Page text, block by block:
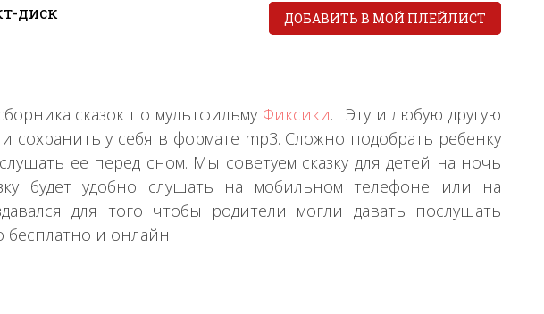
диск ДОБАВИТЬ В МОЙ ПЛЕЙЛИСТ
сказок по мультфильму Фиксики. . Эту и любую другую
сохранить у себя в формате mp3. Сложно подобрать ребенку
ее перед сном. Мы советуем сказку для детей на ночь
будет удобно слушать на мобильном телефоне или на
для того чтобы родители могли давать послушать
бесплатно и онлайн